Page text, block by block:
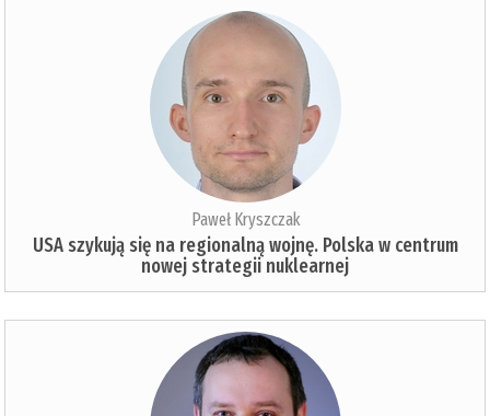
Paweł Kryszczak
USA szykują się na regionalną wojnę. Polska w centrum
nowej strategii nuklearnej